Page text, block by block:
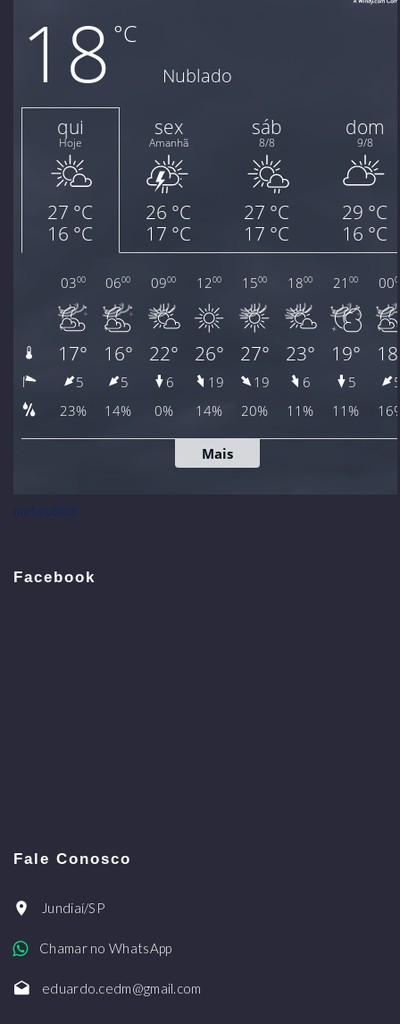
meteoblue
Facebook
Fale Conosco
Jundiaí/SP
Chamar no WhatsApp
eduardo.cedm@gmail.com